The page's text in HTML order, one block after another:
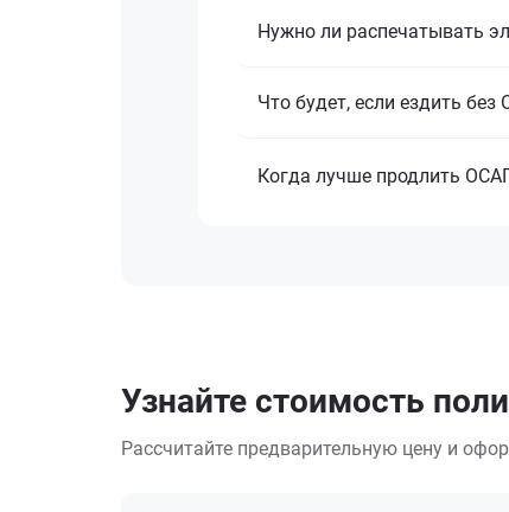
Нужно ли распечатывать
Что будет, если ездить без
Когда лучше продлить
Узнайте стоимость
Рассчитайте предварительную цену и